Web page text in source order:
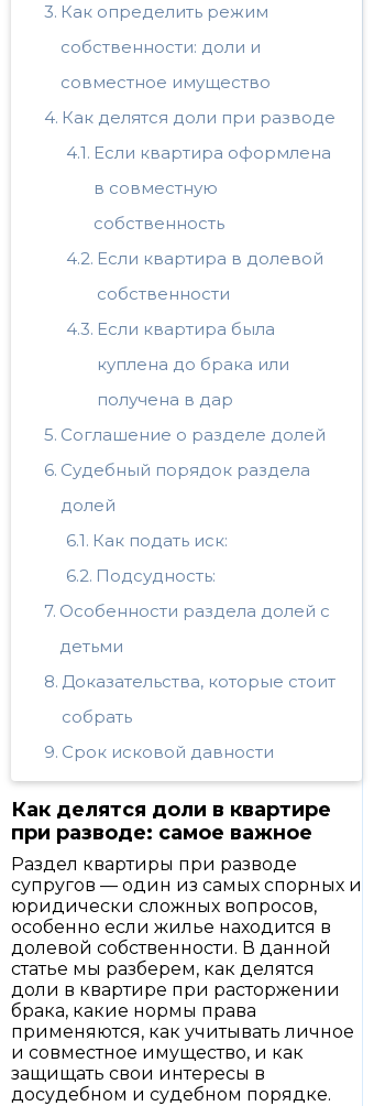
Как определить режим
собственности: доли и
совместное имущество
Как делятся доли при разводе
Если квартира оформлена
в совместную
собственность
Если квартира в долевой
собственности
Если квартира была
куплена до брака или
получена в дар
Соглашение о разделе долей
Судебный порядок раздела
долей
Как подать иск:
Подсудность:
Особенности раздела долей с
детьми
Доказательства, которые стоит
собрать
Срок исковой давности
Как делятся доли в квартире
при разводе: самое важное
Раздел квартиры при разводе
супругов — один из самых спорных и
юридически сложных вопросов,
особенно если жилье находится в
долевой собственности. В данной
статье мы разберем, как делятся
доли в квартире при расторжении
брака, какие нормы права
применяются, как учитывать личное
и совместное имущество, и как
защищать свои интересы в
досудебном и судебном порядке.